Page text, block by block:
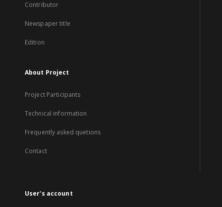
Contributor
Newspaper title
Edition
About Project
Project Participants
Technical information
Frequently asked quetions
Contact
User's account